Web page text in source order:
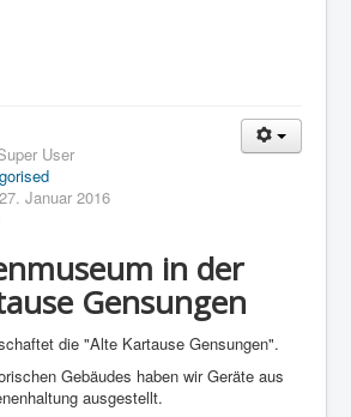
User
Januar 2016
in der
Gensungen
die "Alte Kartause Gensungen".
Gebäudes haben wir Geräte aus
ausgestellt.